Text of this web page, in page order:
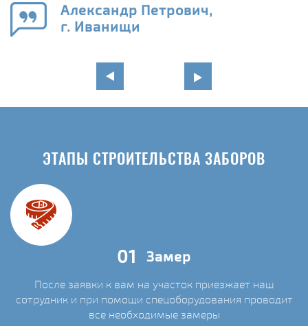
Александр Петрович,
г. Иванищи
ЭТАПЫ СТРОИТЕЛЬСТВА ЗАБОРОВ
01 Замер
После заявки к вам на участок приезжает наш
сотрудник и при помощи спецоборудования проводит
все необходимые замеры